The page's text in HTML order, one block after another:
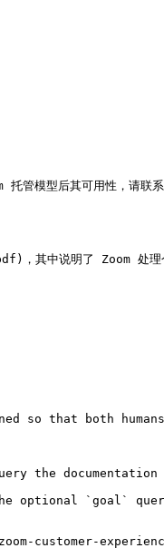
管模型后其可用性，请联
明了 Zoom 处理个人
so that both
the documentation
optional `goal`
customer-